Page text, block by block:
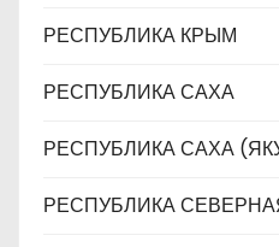
РЕСПУБЛИКА КРЫМ
РЕСПУБЛИКА САХА
РЕСПУБЛИКА САХА
РЕСПУБЛИКА